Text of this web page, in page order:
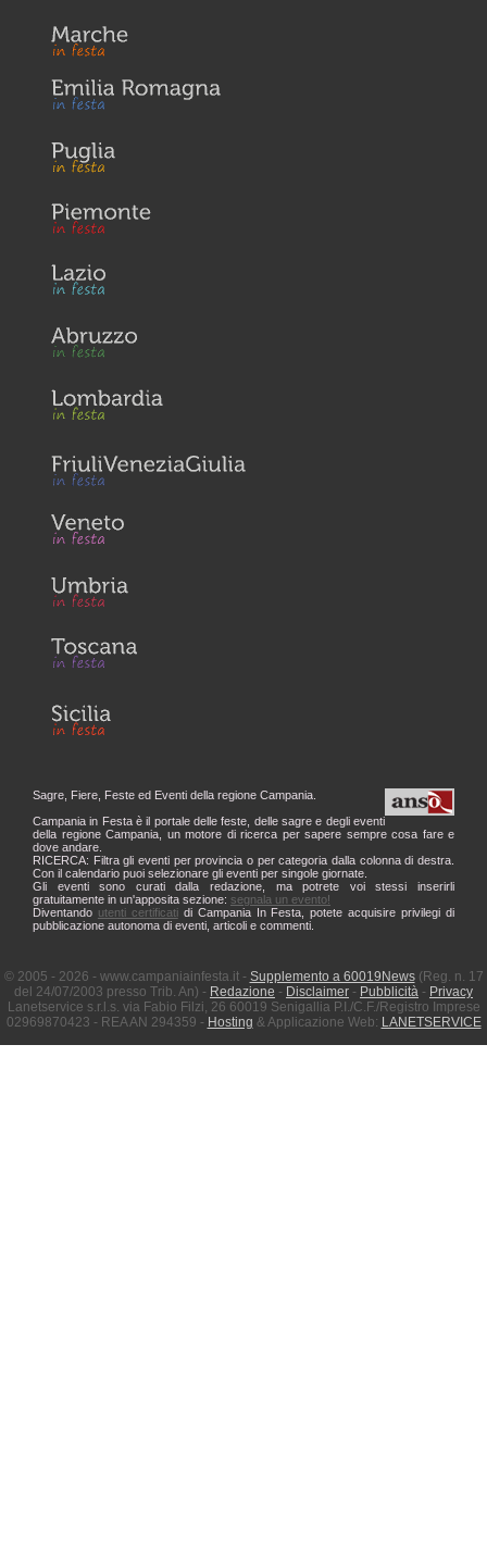
Sagre, Fiere, Feste ed Eventi della regione Campania.
Campania in Festa è il portale delle feste, delle sagre e degli eventi
della regione Campania, un motore di ricerca per sapere sempre cosa fare e
dove andare.
RICERCA: Filtra gli eventi per provincia o per categoria dalla colonna di destra.
Con il calendario puoi selezionare gli eventi per singole giornate.
Gli eventi sono curati dalla redazione, ma potrete voi stessi inserirli
gratuitamente in un'apposita sezione: segnala un evento!
Diventando utenti certificatidi Campania In Festa, potete acquisire privilegi di
pubblicazione autonoma di eventi, articoli e commenti.
© 2005 - 2026 - www.campaniainfesta.it - Supplemento a 60019News(Reg. n. 17
del 24/07/2003 presso Trib. An) - Redazione - Disclaimer - Pubblicità - Privacy
Lanetservice s.r.l.s. via Fabio Filzi, 26 60019 Senigallia P.I./C.F./Registro Imprese
02969870423 - REA AN 294359 - Hosting & Applicazione Web: LANETSERVICE